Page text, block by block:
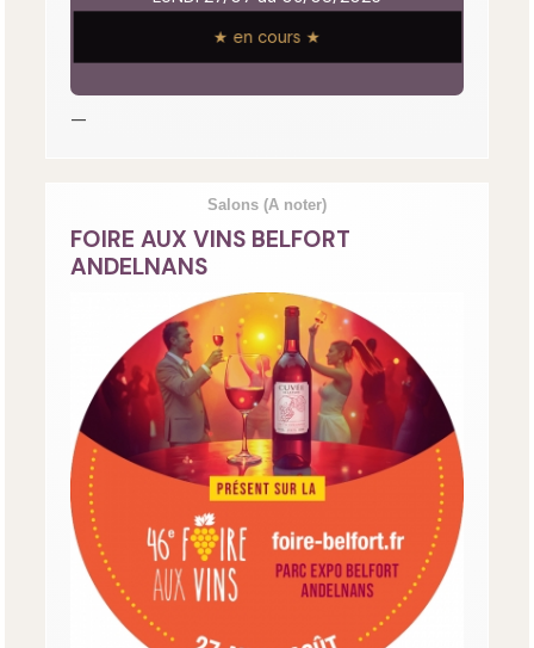
★ en cours ★
—
Salons (A noter)
FOIRE AUX VINS BELFORT
ANDELNANS